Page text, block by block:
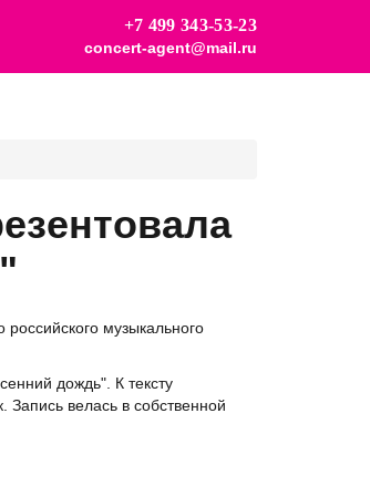
+7 499 343-53-23
concert-agent@mail.ru
музыкального
дождь". К тексту
Запись велась в собственной